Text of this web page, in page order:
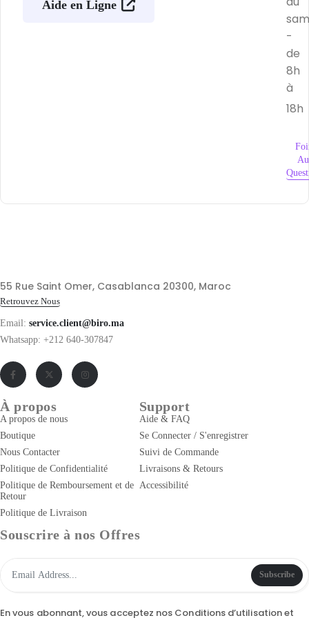
Aide en Ligne
-
de
8h
à
18h
55 Rue Saint Omer, Casablanca 20300, Maroc
Retrouvez Nous
Email: service.client@biro.ma
Whatsapp: +212 640-307847
À propos
A propos de nous
Boutique
Nous Contacter
Politique de Confidentialité
Politique de Remboursement et de
Retour
Politique de Livraison
Support
Aide & FAQ
Se Connecter / S'enregistrer
Suivi de Commande
Livraisons & Retours
Accessibilité
Souscrire à nos Offres
Subscribe
En vous abonnant, vous acceptez nos Conditions d’utilisationet